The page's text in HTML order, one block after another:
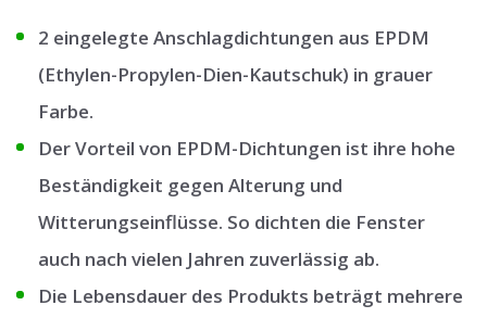
2 eingelegte Anschlagdichtungen aus EPDM
(Ethylen-Propylen-Dien-Kautschuk) in grauer
Farbe.
Der Vorteil von EPDM-Dichtungen ist ihre hohe
Beständigkeit gegen Alterung und
Witterungseinflüsse. So dichten die Fenster
auch nach vielen Jahren zuverlässig ab.
Die Lebensdauer des Produkts beträgt mehrere